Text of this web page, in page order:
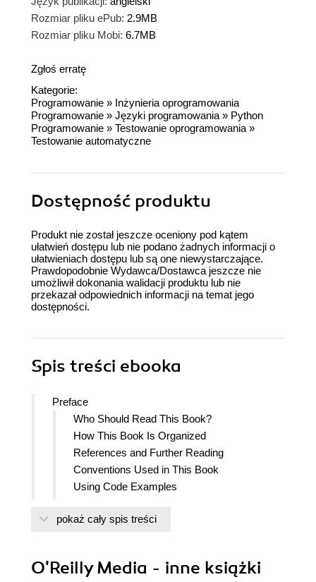
Rozmiar pliku ePub: 2.9MB
Rozmiar pliku Mobi: 6.7MB
Zgłoś erratę
Kategorie:
Programowanie » Inżynieria oprogramowania
Programowanie » Języki programowania » Python
Programowanie » Testowanie oprogramowania »
Testowanie automatyczne
Dostępność produktu
Produkt nie został jeszcze oceniony pod kątem
ułatwień dostępu lub nie podano żadnych informacji o
ułatwieniach dostępu lub są one niewystarczające.
Prawdopodobnie Wydawca/Dostawca jeszcze nie
umożliwił dokonania walidacji produktu lub nie
przekazał odpowiednich informacji na temat jego
dostępności.
Spis treści ebooka
Preface
Who Should Read This Book?
How This Book Is Organized
References and Further Reading
Conventions Used in This Book
Using Code Examples
How to Contact Us
1. Installing Python
pokaż cały spis treści
O'Reilly Media - inne książki